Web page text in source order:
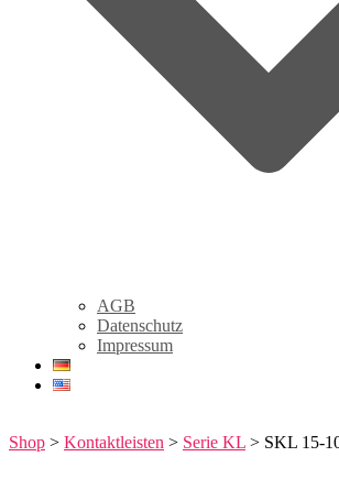
AGB
Datenschutz
Impressum
Shop > Kontaktleisten > Serie KL > SKL 15-